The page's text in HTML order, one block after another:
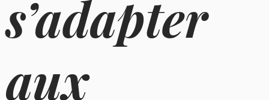
s’adapter
aux